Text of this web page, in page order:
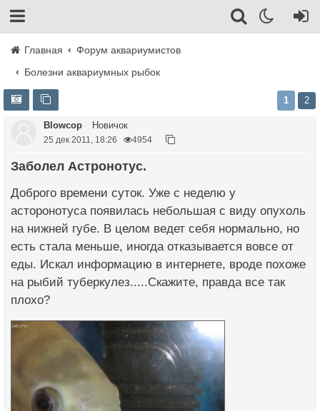
Главная
Форум аквариумистов
Болезни аквариумных рыбок
1 2
Blowcop Новичок
25 дек 2011, 18:26 4954
Заболел Астронотус.
Доброго времени суток. Уже с неделю у
асторонотуса появилась небольшая с виду опухоль
на нижней губе. В целом ведет себя нормально, но
есть стала меньше, иногда отказывается вовсе от
еды. Искал информацию в интернете, вроде похоже
на рыбий туберкулез.....Скажите, правда все так
плохо?